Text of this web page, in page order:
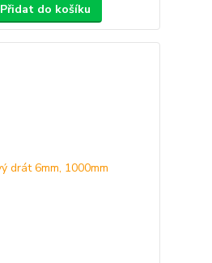
Přidat do košíku